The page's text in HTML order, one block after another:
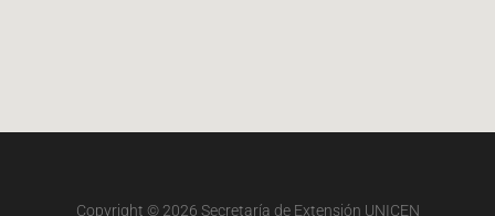
Copyright © 2026 Secretaría de Extensión UNICEN